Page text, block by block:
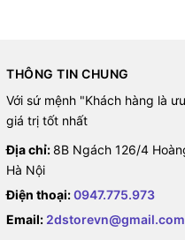
THÔNG TIN CHUNG
Với sứ mệnh "Khách hàng là
giá trị tốt nhất
Địa chỉ: 8B Ngách 126/4
Hà Nội
Điện thoại:0947.775.973
Email: 2dstorevn@gmail.com